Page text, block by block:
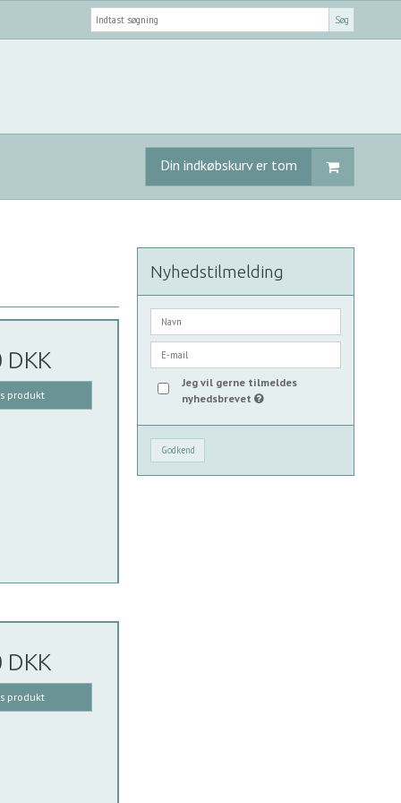
Søg
Din indkøbskurv er tom
DKK
produkt
DKK
produkt
Nyhedstilmelding
Jeg vil gerne tilmeldes
nyhedsbrevet
Godkend